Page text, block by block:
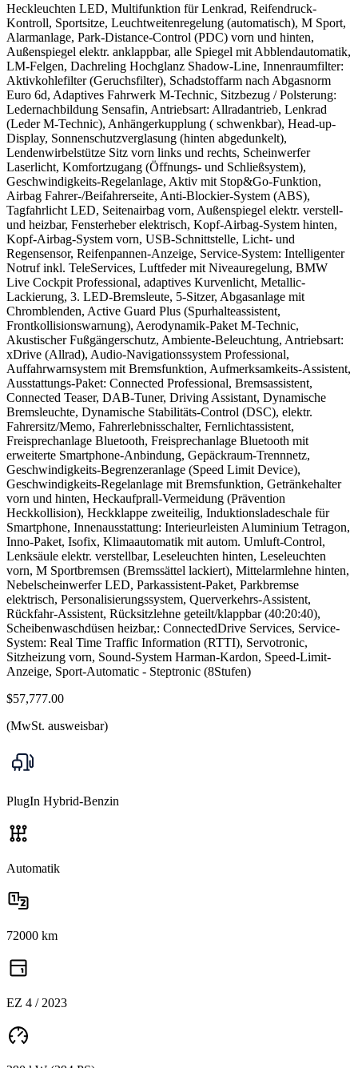
Heckleuchten LED, Multifunktion für Lenkrad, Reifendruck-
Kontroll, Sportsitze, Leuchtweitenregelung (automatisch), M Sport,
Alarmanlage, Park-Distance-Control (PDC) vorn und hinten,
Außenspiegel elektr. anklappbar, alle Spiegel mit Abblendautomatik,
LM-Felgen, Dachreling Hochglanz Shadow-Line, Innenraumfilter:
Aktivkohlefilter (Geruchsfilter), Schadstoffarm nach Abgasnorm
Euro 6d, Adaptives Fahrwerk M-Technic, Sitzbezug / Polsterung:
Ledernachbildung Sensafin, Antriebsart: Allradantrieb, Lenkrad
(Leder M-Technic), Anhängerkupplung ( schwenkbar), Head-up-
Display, Sonnenschutzverglasung (hinten abgedunkelt),
Lendenwirbelstütze Sitz vorn links und rechts, Scheinwerfer
Laserlicht, Komfortzugang (Öffnungs- und Schließsystem),
Geschwindigkeits-Regelanlage, Aktiv mit Stop&Go-Funktion,
Airbag Fahrer-/Beifahrerseite, Anti-Blockier-System (ABS),
Tagfahrlicht LED, Seitenairbag vorn, Außenspiegel elektr. verstell-
und heizbar, Fensterheber elektrisch, Kopf-Airbag-System hinten,
Kopf-Airbag-System vorn, USB-Schnittstelle, Licht- und
Regensensor, Reifenpannen-Anzeige, Service-System: Intelligenter
Notruf inkl. TeleServices, Luftfeder mit Niveauregelung, BMW
Live Cockpit Professional, adaptives Kurvenlicht, Metallic-
Lackierung, 3. LED-Bremsleute, 5-Sitzer, Abgasanlage mit
Chromblenden, Active Guard Plus (Spurhalteassistent,
Frontkollisionswarnung), Aerodynamik-Paket M-Technic,
Akustischer Fußgängerschutz, Ambiente-Beleuchtung, Antriebsart:
xDrive (Allrad), Audio-Navigationssystem Professional,
Auffahrwarnsystem mit Bremsfunktion, Aufmerksamkeits-Assistent,
Ausstattungs-Paket: Connected Professional, Bremsassistent,
Connected Teaser, DAB-Tuner, Driving Assistant, Dynamische
Bremsleuchte, Dynamische Stabilitäts-Control (DSC), elektr.
Fahrersitz/Memo, Fahrerlebnisschalter, Fernlichtassistent,
Freisprechanlage Bluetooth, Freisprechanlage Bluetooth mit
erweiterte Smartphone-Anbindung, Gepäckraum-Trennnetz,
Geschwindigkeits-Begrenzeranlage (Speed Limit Device),
Geschwindigkeits-Regelanlage mit Bremsfunktion, Getränkehalter
vorn und hinten, Heckaufprall-Vermeidung (Prävention
Heckkollision), Heckklappe zweiteilig, Induktionsladeschale für
Smartphone, Innenausstattung: Interieurleisten Aluminium Tetragon,
Inno-Paket, Isofix, Klimaautomatik mit autom. Umluft-Control,
Lenksäule elektr. verstellbar, Leseleuchten hinten, Leseleuchten
vorn, M Sportbremsen (Bremssättel lackiert), Mittelarmlehne hinten,
Nebelscheinwerfer LED, Parkassistent-Paket, Parkbremse
elektrisch, Personalisierungssystem, Querverkehrs-Assistent,
Rückfahr-Assistent, Rücksitzlehne geteilt/klappbar (40:20:40),
Scheibenwaschdüsen heizbar,: ConnectedDrive Services, Service-
System: Real Time Traffic Information (RTTI), Servotronic,
Sitzheizung vorn, Sound-System Harman-Kardon, Speed-Limit-
Anzeige, Sport-Automatic - Steptronic (8Stufen)
$57,777.00
(MwSt. ausweisbar)
PlugIn Hybrid-Benzin
Automatik
72000 km
EZ 4 / 2023